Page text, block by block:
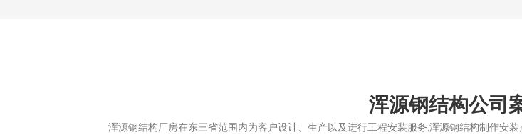
浑源钢结构公司
浑源钢结构厂房在东三省范围内为客户设计、生产以及进行工程安装服务,浑源钢结构制作安